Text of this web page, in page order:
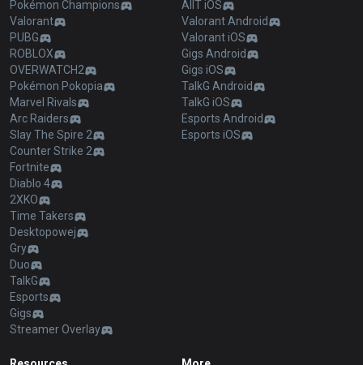
Pokémon Champions
Valorant
PUBG
ROBLOX
OVERWATCH2
Pokémon Pokopia
Marvel Rivals
Arc Raiders
Slay The Spire 2
Counter Strike 2
Fortnite
Diablo 4
2XKO
Time Takers
Desktopowej
Gry
Duo
TalkG
Esports
Gigs
Streamer Overlay
AllT iOS
Valorant Android
Valorant iOS
Gigs Android
Gigs iOS
TalkG Android
TalkG iOS
Esports Android
Esports iOS